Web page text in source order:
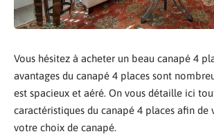
Vous hésitez à acheter un beau canapé 4
avantages du canapé 4 places sont
est spacieux et aéré. On vous détaille ici
caractéristiques du canapé 4 places afin de
votre choix de canapé.